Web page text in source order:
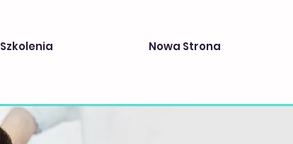
Szkolenia Nowa Strona